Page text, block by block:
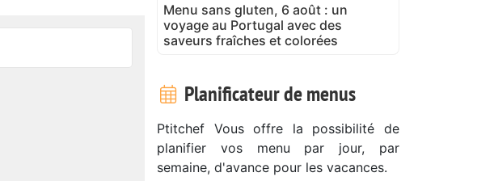
Menu sans gluten, 6 août : un
voyage au Portugal avec des
saveurs fraîches et colorées
Planificateur de menus
Ptitchef Vous offre la possibilité de
planifier vos menu par jour, par
semaine, d'avance pour les vacances.